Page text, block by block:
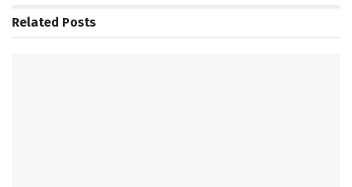
Related Posts